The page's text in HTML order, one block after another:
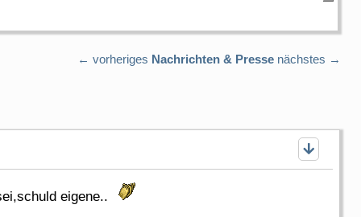
← vorheriges Nachrichten & Presse nächstes →
eigene..